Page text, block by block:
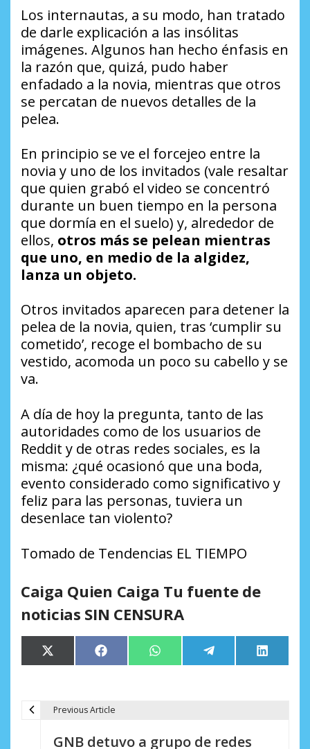
Los internautas, a su modo, han tratado
de darle explicación a las insólitas
imágenes. Algunos han hecho énfasis en
la razón que, quizá, pudo haber
enfadado a la novia, mientras que otros
se percatan de nuevos detalles de la
pelea.
En principio se ve el forcejeo entre la
novia y uno de los invitados (vale resaltar
que quien grabó el video se concentró
durante un buen tiempo en la persona
que dormía en el suelo) y, alrededor de
ellos, otros más se pelean mientras
que uno, en medio de la algidez,
lanza un objeto.
Otros invitados aparecen para detener la
pelea de la novia, quien, tras ‘cumplir su
cometido’, recoge el bombacho de su
vestido, acomoda un poco su cabello y se
va.
A día de hoy la pregunta, tanto de las
autoridades como de los usuarios de
Reddit y de otras redes sociales, es la
misma: ¿qué ocasionó que una boda,
evento considerado como significativo y
feliz para las personas, tuviera un
desenlace tan violento?
Tomado de Tendencias EL TIEMPO
Caiga Quien Caiga Tu fuente de
noticias SIN CENSURA
Compartir
en
X
(Twitter)
Compartir
en
Facebook Compartir
en
WhatsApp Compartir
en
Telegram
en
LinkedIn
Previous Article
GNB detuvo a grupo de redes